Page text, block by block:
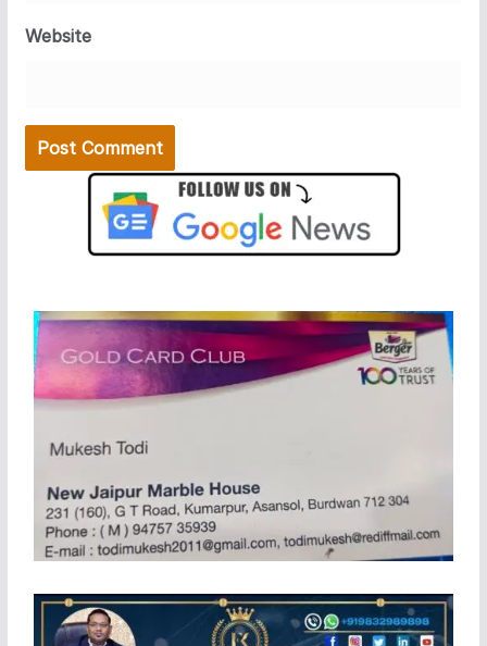
Website